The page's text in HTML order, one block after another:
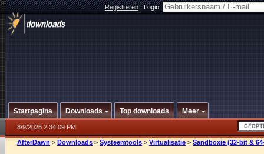
Registreren|Login:
Startpagina Downloads Top downloads Meer
8/9/2026 2:34:09 PM
AfterDawn > Downloads > Systeemtools > Virtualisatie > Sandboxie (32-bit &